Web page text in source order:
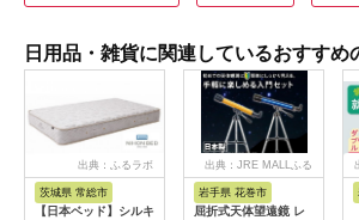
日用品・雑貨に関連しているおすすめ
出典：ふるラボ
茨城県 常総市
【日本ベッド】シルキ
出典：JRE MALLふる
さと納税
岩手県 花巻市
屈折式天体望遠鏡 レ